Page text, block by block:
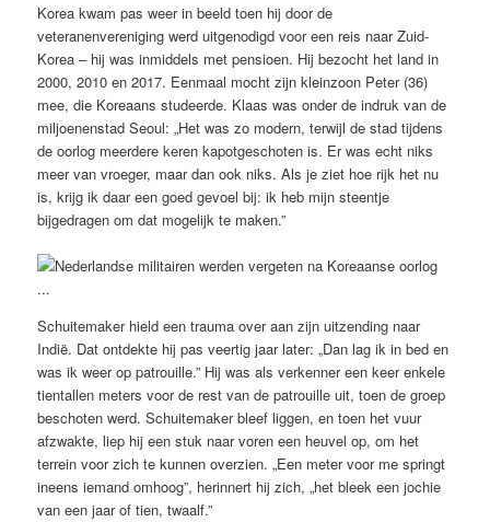
Korea kwam pas weer in beeld toen hij door de
veteranenvereniging werd uitgenodigd voor een reis naar Zuid-
Korea – hij was inmiddels met pensioen. Hij bezocht het land in
2000, 2010 en 2017. Eenmaal mocht zijn kleinzoon Peter (36)
mee, die Koreaans studeerde. Klaas was onder de indruk van de
miljoenenstad Seoul: „Het was zo modern, terwijl de stad tijdens
de oorlog meerdere keren kapotgeschoten is. Er was echt niks
meer van vroeger, maar dan ook niks. Als je ziet hoe rijk het nu
is, krijg ik daar een goed gevoel bij: ik heb mijn steentje
bijgedragen om dat mogelijk te maken.”
Schuitemaker hield een trauma over aan zijn uitzending naar
Indië. Dat ontdekte hij pas veertig jaar later: „Dan lag ik in bed en
was ik weer op patrouille.” Hij was als verkenner een keer enkele
tientallen meters voor de rest van de patrouille uit, toen de groep
beschoten werd. Schuitemaker bleef liggen, en toen het vuur
afzwakte, liep hij een stuk naar voren een heuvel op, om het
terrein voor zich te kunnen overzien. „Een meter voor me springt
ineens iemand omhoog”, herinnert hij zich, „het bleek een jochie
van een jaar of tien, twaalf.”